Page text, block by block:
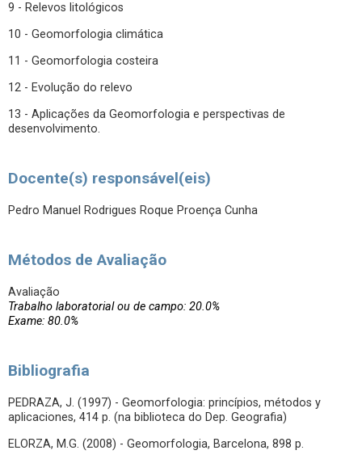
9 - Relevos litológicos
10 - Geomorfologia climática
11 - Geomorfologia costeira
12 - Evolução do relevo
13 - Aplicações da Geomorfologia e perspectivas de
desenvolvimento.
Docente(s) responsável(eis)
Pedro Manuel Rodrigues Roque Proença Cunha
Métodos de Avaliação
Avaliação
Trabalho laboratorial ou de campo: 20.0%
Exame: 80.0%
Bibliografia
PEDRAZA, J. (1997) - Geomorfologia: princípios, métodos y
aplicaciones, 414 p. (na biblioteca do Dep. Geografia)
ELORZA, M.G. (2008) - Geomorfologia, Barcelona, 898 p.